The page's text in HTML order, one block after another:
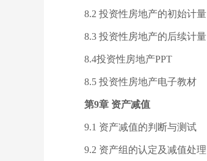
8.2 投资性房地产的初始计量
8.3 投资性房地产的后续计量
8.4投资性房地产PPT
8.5 投资性房地产电子教材
第9章 资产减值
9.1 资产减值的判断与测试
9.2 资产组的认定及减值处理